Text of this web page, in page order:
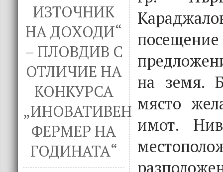
ИЗТОЧНИК
НА ДОХОДИ“
– ПЛОВДИВ С
ОТЛИЧИЕ НА
КОНКУРСА
„ИНОВАТИВЕН
ФЕРМЕР НА
ГОДИНАТА“
на земя.
място
имот.